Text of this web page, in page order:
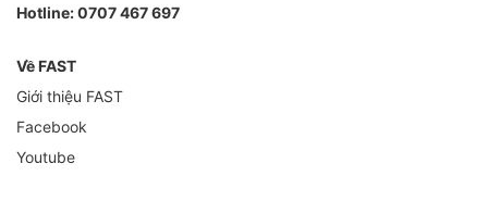
Hotline:0707 467 697
Về FAST
Giới thiệu FAST
Facebook
Youtube